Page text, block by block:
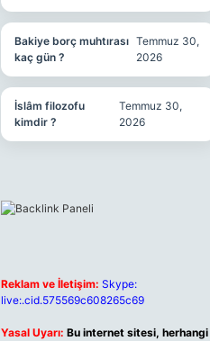
Bakiye borç muhtırası
kaç gün ?
Temmuz 30,
2026
İslâm filozofu
kimdir ?
Temmuz 30,
2026
Reklam ve İletişim: Skype:
live:.cid.575569c608265c69
Yasal Uyarı: Bu internet sitesi, herhangi